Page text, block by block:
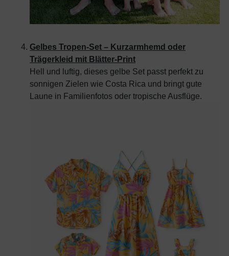
Gelbes Tropen-Set – Kurzarmhemd oder
Trägerkleid mit Blätter-Print
Hell und luftig, dieses gelbe Set passt perfekt zu
sonnigen Zielen wie Costa Rica und bringt gute
Laune in Familienfotos oder tropische Ausflüge.